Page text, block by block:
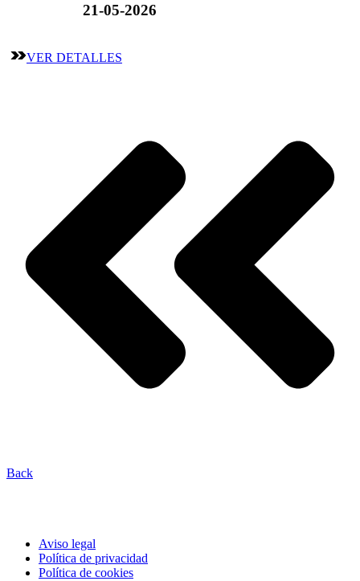
21-05-2026
VER DETALLES
Back
Aviso legal
Política de privacidad
Política de cookies